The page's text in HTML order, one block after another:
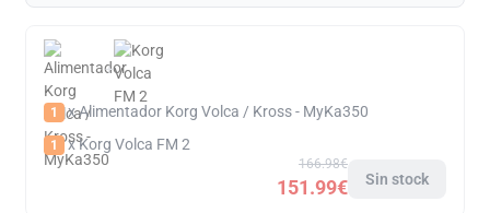
+
1 x Alimentador Korg Volca / Kross - MyKa350
1 x Korg Volca FM 2
166.98€
151.99€ Sin stock